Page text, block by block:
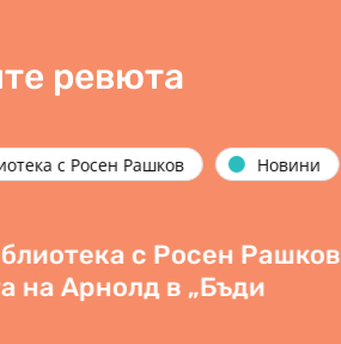
ревюта
с Росен Рашков
Новини
с Росен Рашков:
Арнолд в „Бъди